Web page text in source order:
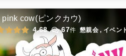
hanamalのデラッ
オードブル
hanamalのおひと
pink cow(ピンクカウ)
4.68 67件 懇親会 , イベン